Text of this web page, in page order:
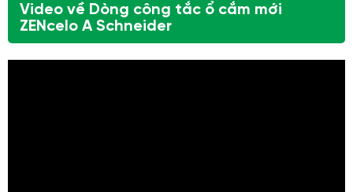
Video về Dòng công tắc ổ cắm mới
ZENcelo A Schneider